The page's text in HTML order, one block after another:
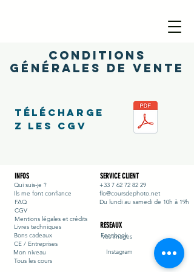
conditions
générales de vente
télécharge
z les cgv
INFOS
Livres techniques
Bons cadeaux
CE / Entreprises
Mon niveau
Tous les cours
Qui suis-je ?
Ils me font confiance
FAQ
CGV
Mentions légales et crédits
SERVICE CLIENT
+33 7 62 72 82 29
flo@coursdephoto.net
Du lundi au samedi de 10h à 19h
RESEAUX
Facebook
Instagram
Vos images